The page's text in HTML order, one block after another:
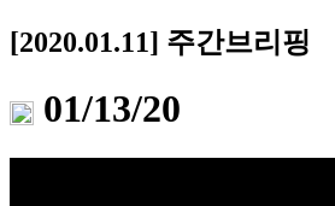
[2020.01.11] 주간브리핑
01/13/20